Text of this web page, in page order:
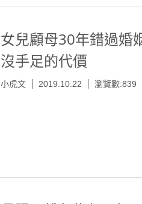
女兒顧母30年錯過
沒手足的代價
小虎文 2019.10.22 瀏覽數:839